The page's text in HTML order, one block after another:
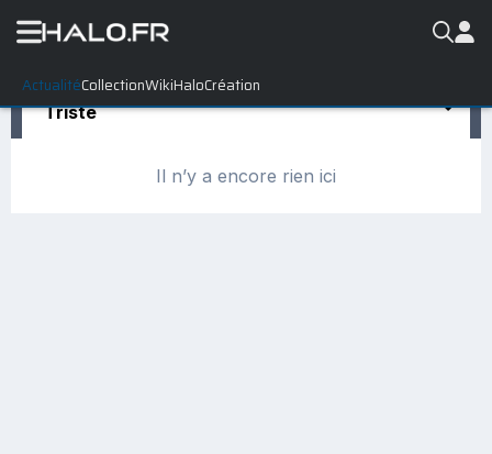
ActualitéCollectionWikiHaloCréation
Triste
Il n’y a encore rien ici